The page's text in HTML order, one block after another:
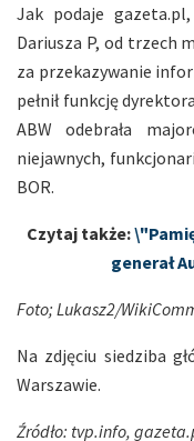
Jak podaje
Dariusza P, od trzech
za przekazywanie
pełnił funkcję
ABW odebrała
niejawnych,
BOR.
Czytaj także:
generał
Foto; Lukasz2/
Na zdjęciu siedziba
Warszawie.
Źródło: tvp.info,